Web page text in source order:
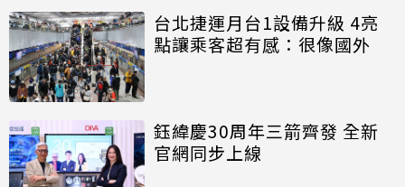
台北捷運月台1設備升級 4亮
點讓乘客超有感：很像國外
鈺緯慶30周年三箭齊發 全新
官網同步上線